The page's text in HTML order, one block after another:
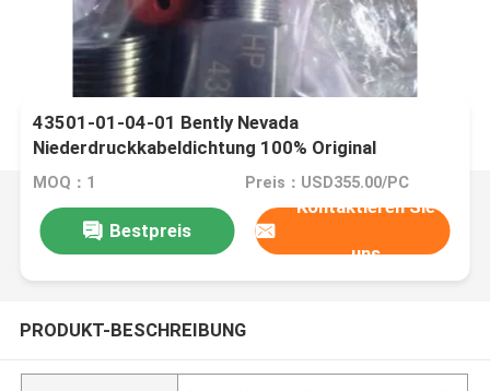
43501-01-04-01 Bently Nevada
Niederdruckkabeldichtung 100% Original
MOQ：1 Preis：USD355.00/PC
Bestpreis
Kontaktieren Sie
uns
PRODUKT-BESCHREIBUNG